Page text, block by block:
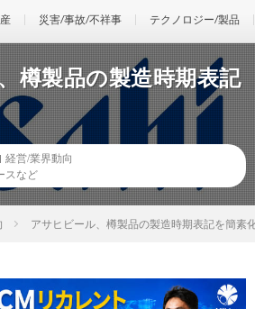
災害/事故/不祥事 テクノロジー/製品
樽製品の製造時期表記
経営/業界動向
スなど
アサヒビール、樽製品の製造時期表記を簡素